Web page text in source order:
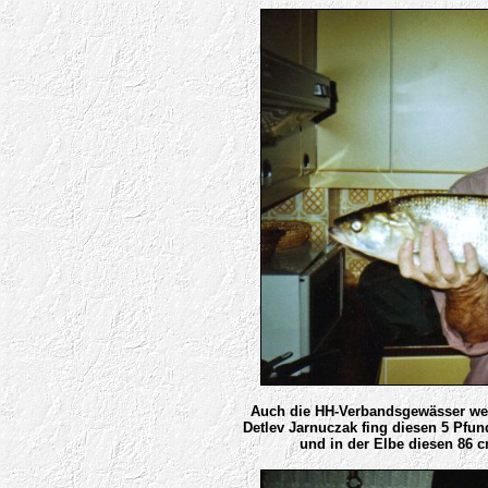
Auch die HH-Verbandsgewässer
Detlev Jarnuczak fing diesen 5
und in der Elbe diesen 86